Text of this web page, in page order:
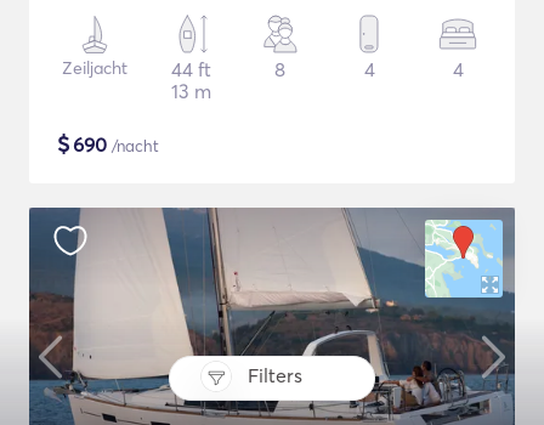
Filters
Zeiljacht
44 ft
13 m
8 4 4
$690 /nacht